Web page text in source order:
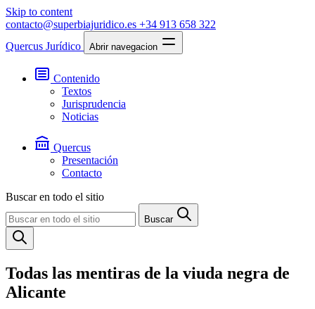
Skip to content
contacto@superbiajuridico.es +34 913 658 322
Quercus Jurídico
Abrir navegacion
Contenido
Textos
Jurisprudencia
Noticias
Quercus
Presentación
Contacto
Buscar en todo el sitio
Buscar
Todas las mentiras de la viuda negra de
Alicante